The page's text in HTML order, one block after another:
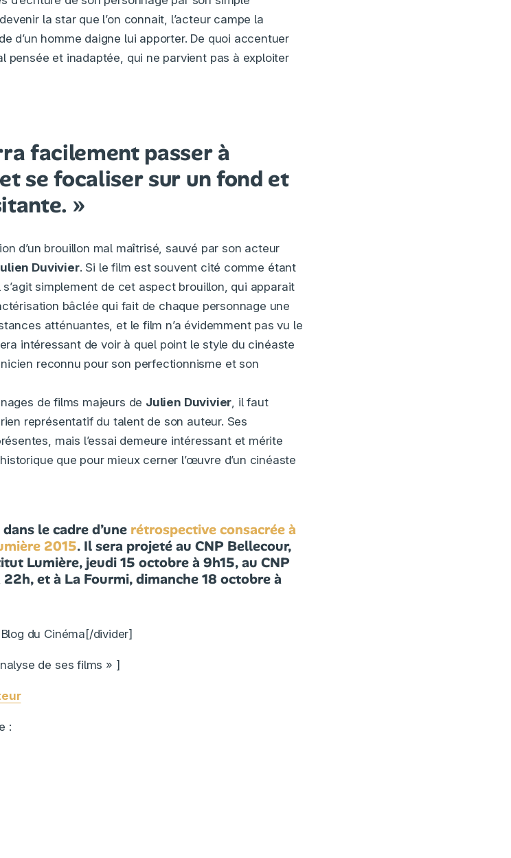
la star que l’on connait, l’acteur campe la
d’un homme daigne lui apporter. De quoi accentuer
pensée et inadaptée, qui ne parvient pas à exploiter
facilement passer à
se focaliser sur un fond et
»
d’un brouillon mal maîtrisé, sauvé par son acteur
Duvivier. Si le film est souvent cité comme étant
simplement de cet aspect brouillon, qui apparait
bâclée qui fait de chaque personnage une
atténuantes, et le film n’a évidemment pas vu le
intéressant de voir à quel point le style du cinéaste
reconnu pour son perfectionnisme et son
de films majeurs de Julien Duvivier, il faut
représentatif du talent de son auteur. Ses
mais l’essai demeure intéressant et mérite
que pour mieux cerner l’œuvre d’un cinéaste
le cadre d’une rétrospective consacrée à
2015. Il sera projeté au CNP Bellecour,
Lumière, jeudi 15 octobre à 9h15, au CNP
et à La Fourmi, dimanche 18 octobre à
du Cinéma[/divider]
de ses films » ]
: